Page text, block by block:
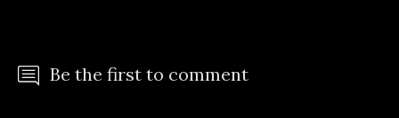
Be the first to comment